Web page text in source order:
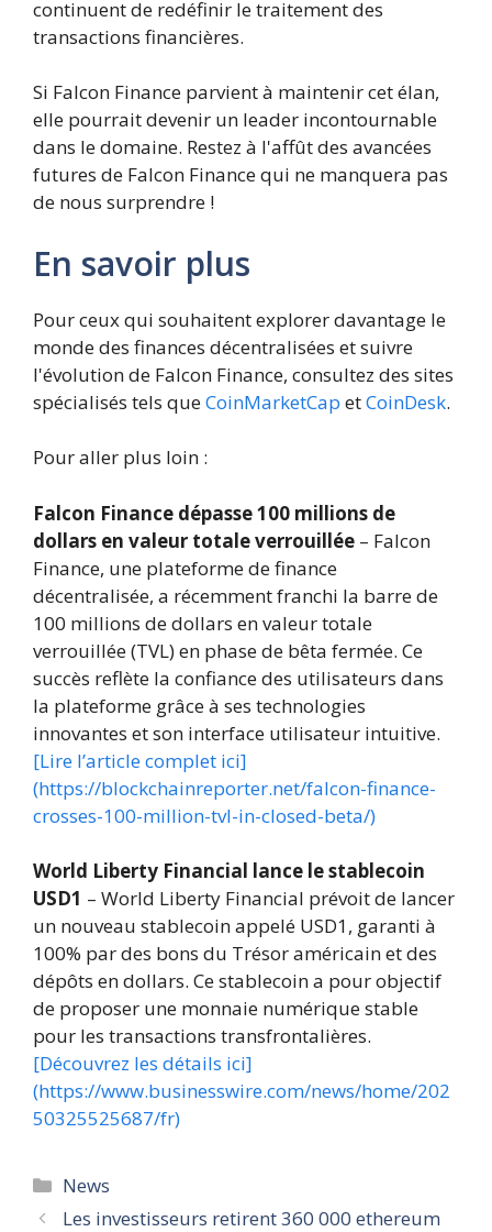
continuent de redéfinir le traitement des
transactions financières.
Si Falcon Finance parvient à maintenir cet élan,
elle pourrait devenir un leader incontournable
dans le domaine. Restez à l'affût des avancées
futures de Falcon Finance qui ne manquera pas
de nous surprendre !
En savoir plus
Pour ceux qui souhaitent explorer davantage le
monde des finances décentralisées et suivre
l'évolution de Falcon Finance, consultez des sites
spécialisés tels queCoinMarketCap etCoinDesk.
Pour aller plus loin :
Falcon Finance dépasse 100 millions de
dollars en valeur totale verrouillée – Falcon
Finance, une plateforme de finance
décentralisée, a récemment franchi la barre de
100 millions de dollars en valeur totale
verrouillée (TVL) en phase de bêta fermée. Ce
succès reflète la confiance des utilisateurs dans
la plateforme grâce à ses technologies
innovantes et son interface utilisateur intuitive.
[Lire l’article complet ici]
(https://blockchainreporter.net/falcon-finance-
crosses-100-million-tvl-in-closed-beta/)
World Liberty Financial lance le stablecoin
USD1 – World Liberty Financial prévoit de lancer
un nouveau stablecoin appelé USD1, garanti à
100% par des bons du Trésor américain et des
dépôts en dollars. Ce stablecoin a pour objectif
de proposer une monnaie numérique stable
pour les transactions transfrontalières.
[Découvrez les détails ici]
(https://www.businesswire.com/news/home/202
50325525687/fr)
Catégories
News
Les investisseurs retirent 360 000 ethereum